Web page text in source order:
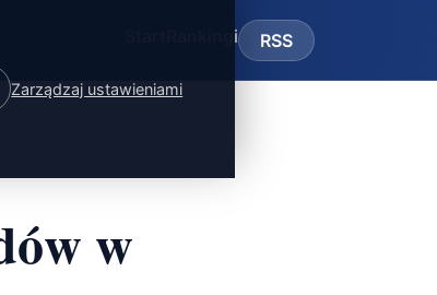
Zarządzaj ustawieniami
Rankingi RSS
w